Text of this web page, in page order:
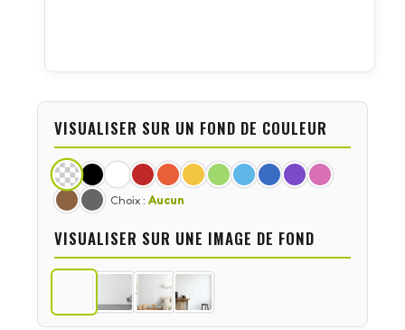
VISUALISER SUR UN FOND DE COULEUR
Choix : Aucun
VISUALISER SUR UNE IMAGE DE FOND